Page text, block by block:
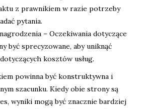
z prawnikiem w razie potrzeby
pytania.
– Oczekiwania dotyczące
być sprecyzowane, aby uniknąć
kosztów usług.
powinna być konstruktywna i
szacunku. Kiedy obie strony są
wyniki mogą być znacznie bardziej